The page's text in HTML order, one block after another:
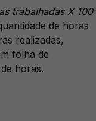
trabalhadas X 100
de horas
realizadas,
folha de
horas.